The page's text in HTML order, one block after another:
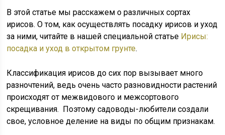
В этой статье мы расскажем о различных сортах
ирисов. О том, как осуществлять посадку ирисов и уход
за ними, читайте в нашей специальной статье Ирисы:
посадка и уход в открытом грунте.
Классификация ирисов до сих пор вызывает много
разночтений, ведь очень часто разновидности растений
происходят от межвидового и межсортового
скрещивания. Поэтому садоводы-любители создали
свое, условное деление на виды по общим признакам.